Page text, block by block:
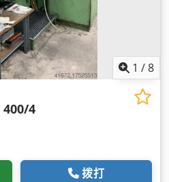
1 /8
400/4
拨打